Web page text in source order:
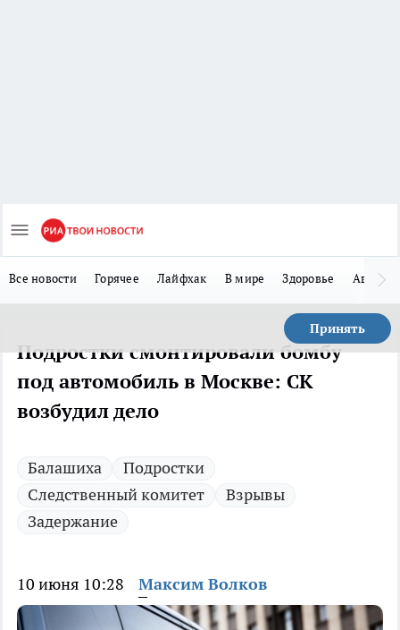
Все новости Горячее Лайфхак В мире Здоровье Авто
Принять
Подростки смонтировали бомбу
под автомобиль в Москве: СК
возбудил дело
Балашиха
Подростки
Следственный комитет
Взрывы
Задержание
10 июня 10:28 Максим Волков